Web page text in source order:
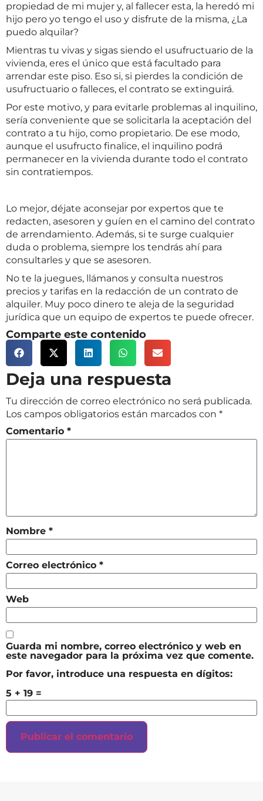
propiedad de mi mujer y, al fallecer esta, la heredó mi
hijo pero yo tengo el uso y disfrute de la misma, ¿La
puedo alquilar?
Mientras tu vivas y sigas siendo el usufructuario de la
vivienda, eres el único que está facultado para
arrendar este piso. Eso si, si pierdes la condición de
usufructuario o falleces, el contrato se extinguirá.
Por este motivo, y para evitarle problemas al inquilino,
sería conveniente que se solicitarla la aceptación del
contrato a tu hijo, como propietario. De ese modo,
aunque el usufructo finalice, el inquilino podrá
permanecer en la vivienda durante todo el contrato
sin contratiempos.
Lo mejor, déjate aconsejar por expertos que te
redacten, asesoren y guíen en el camino del contrato
de arrendamiento. Además, si te surge cualquier
duda o problema, siempre los tendrás ahí para
consultarles y que se asesoren.
No te la juegues, llámanos y consulta nuestros
precios y tarifas en la redacción de un contrato de
alquiler. Muy poco dinero te aleja de la seguridad
jurídica que un equipo de expertos te puede ofrecer.
Comparte este contenido
Deja una respuesta
Tu dirección de correo electrónico no será publicada.
Los campos obligatorios están marcados con *
Comentario *
Nombre *
Correo electrónico *
Web
Guarda mi nombre, correo electrónico y web en
este navegador para la próxima vez que comente.
Por favor, introduce una respuesta en dígitos:
5 + 19 =